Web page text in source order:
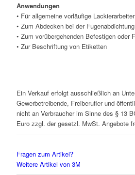
Anwendungen
• Für allgemeine vorläufige
• Zum Abdecken bei der Fugenabdichtung
• Zum vorübergehenden Befestigen oder
• Zur Beschriftung von Etiketten
Ein Verkauf erfolgt ausschließlich an
Gewerbetreibende, Freiberufler und
nicht an Verbraucher im Sinne des § 13
Euro zzgl. der gesetzl. MwSt. Angebote
Fragen zum Artikel?
Weitere Artikel von 3M